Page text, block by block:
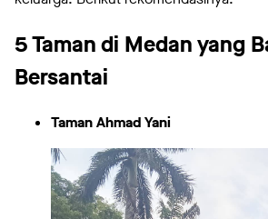
5 Taman di Medan yang
Bersantai
Taman Ahmad Yani